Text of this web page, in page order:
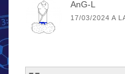
AnG-L
17/03/2024 A